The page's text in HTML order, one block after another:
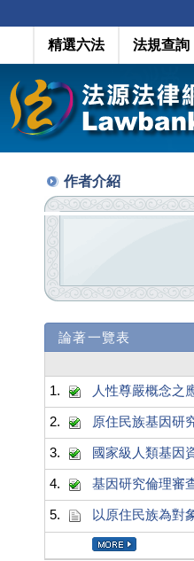
精選六法 法規查詢
作者介紹
論著一覽表
1.
人性尊嚴概念之
2. 原住民族基因研
3. 國家級人類基因
4. 基因研究倫理審
5. 以原住民族為對